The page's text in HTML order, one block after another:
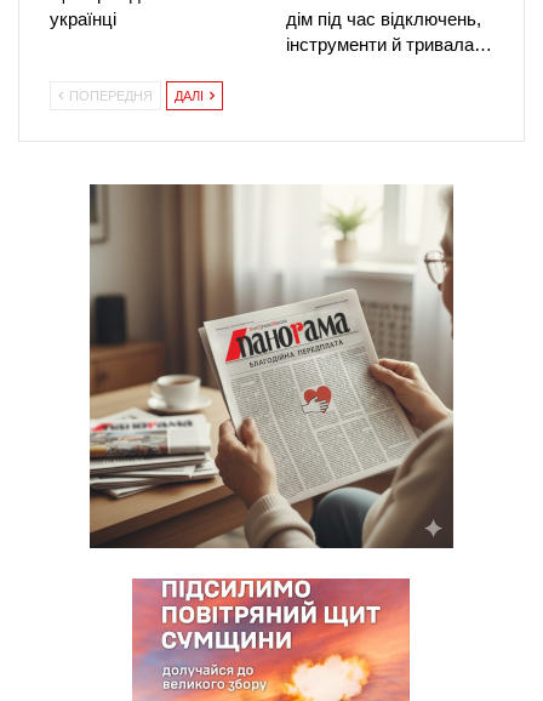
українці
дім під час відключень,
інструменти й тривала…
ПОПЕРЕДНЯ ДАЛІ